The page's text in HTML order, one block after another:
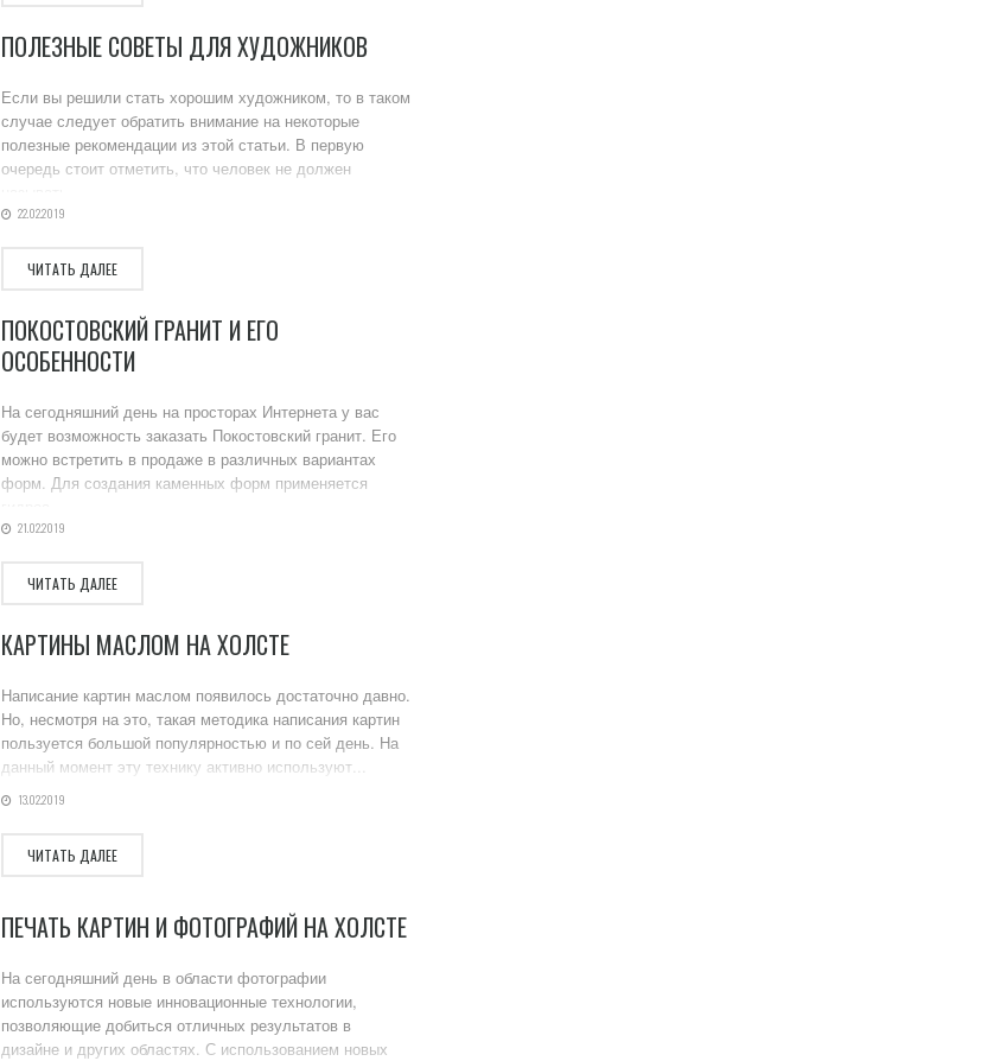
ПОЛЕЗНЫЕ СОВЕТЫ ДЛЯ ХУДОЖНИКОВ
Если вы решили стать хорошим художником, то в таком
случае следует обратить внимание на некоторые
полезные рекомендации из этой статьи. В первую
очередь стоит отметить, что человек не должен
22.02.2019
ЧИТАТЬ ДАЛЕЕ
ПОКОСТОВСКИЙ ГРАНИТ И ЕГО
ОСОБЕННОСТИ
На сегодняшний день на просторах Интернета у вас
будет возможность заказать Покостовский гранит. Его
можно встретить в продаже в различных вариантах
форм. Для создания каменных форм применяется
21.02.2019
ЧИТАТЬ ДАЛЕЕ
КАРТИНЫ МАСЛОМ НА ХОЛСТЕ
Написание картин маслом появилось достаточно давно.
Но, несмотря на это, такая методика написания картин
пользуется большой популярностью и по сей день. На
данный момент эту технику активно используют...
13.02.2019
ЧИТАТЬ ДАЛЕЕ
ПЕЧАТЬ КАРТИН И ФОТОГРАФИЙ НА ХОЛСТЕ
На сегодняшний день в области фотографии
используются новые инновационные технологии,
позволяющие добиться отличных результатов в
дизайне и других областях. С использованием новых